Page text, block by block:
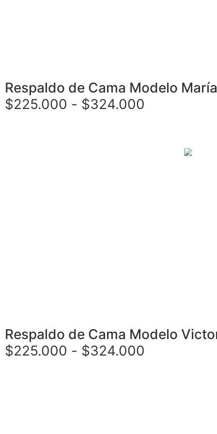
Respaldo de Cama Modelo María
$225.000 - $324.000
Respaldo de Cama Modelo
$225.000 - $324.000